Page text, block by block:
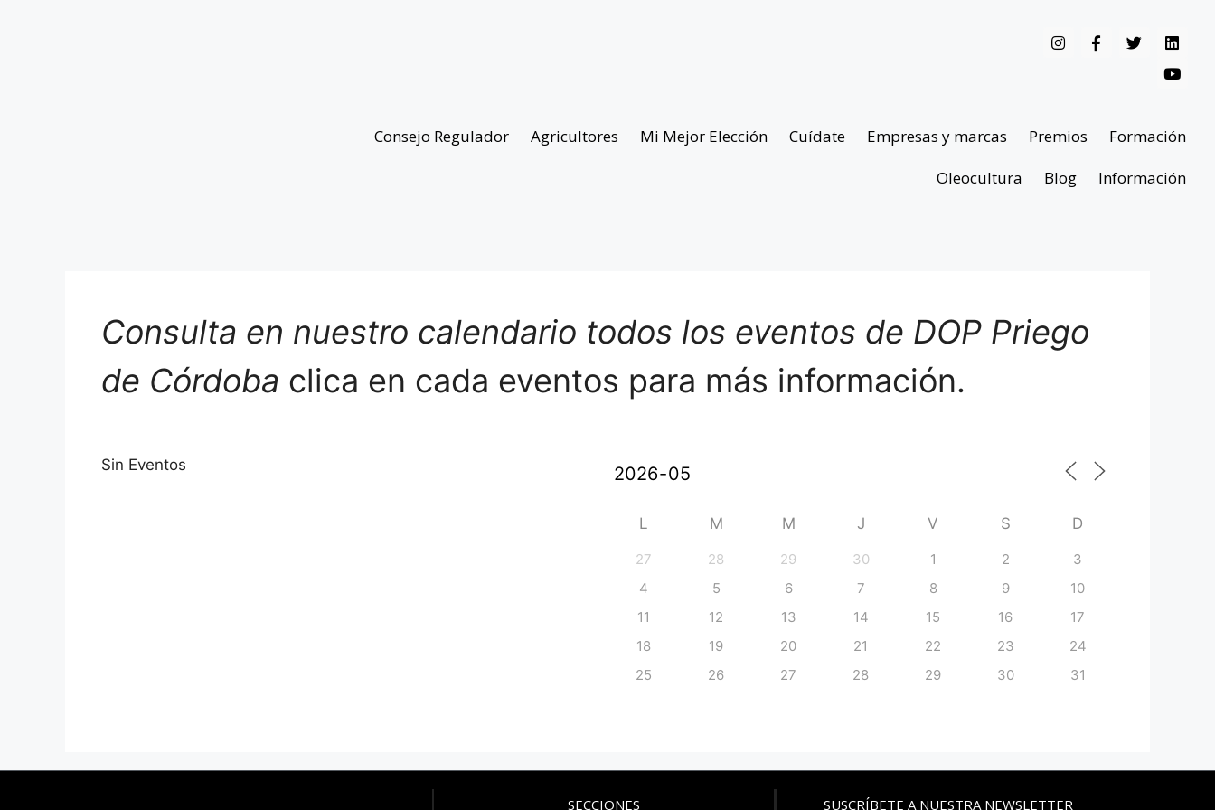
Consejo Regulador Agricultores Mi Mejor Elección Cuídate Empresas y marcas Premios
Formación
Oleocultura
Blog Información
Consulta en nuestro calendario todos los eventos de DOP Priego
de Córdoba clica en cada eventos para más información.
Sin Eventos
L M M J V S D
27 28 29 30 1 2
3
4
5 6 7 8 9
10
11
12 13 14 15 16
17
18
19 20 21 22 23
24
25
26 27 28 29 30 31
SECCIONES SUSCRÍBETE A NUESTRA NEWSLETTER